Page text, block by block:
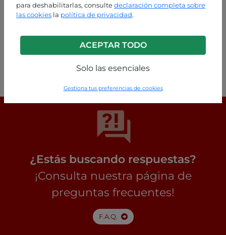
para deshabilitarlas, consultedeclaración completa sobre
las cookies la política de privacidad.
ACEPTAR TODO
Solo las esenciales
Gestiona tus preferencias de cookies
¿Estás buscando respuestas?
¡Consulta nuestra página de
preguntas frecuentes!
F.A.Q.